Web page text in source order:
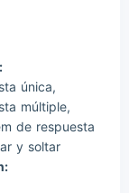
única,
múltiple,
de respuesta
y soltar